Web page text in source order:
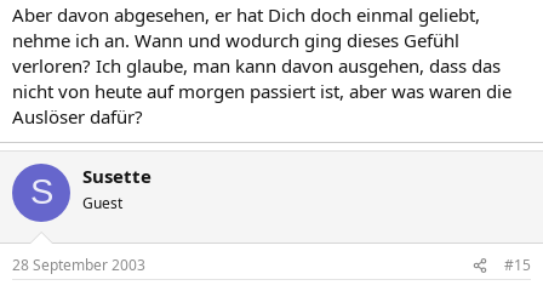
Aber davon abgesehen, er hat Dich doch einmal geliebt,
nehme ich an. Wann und wodurch ging dieses Gefühl
verloren? Ich glaube, man kann davon ausgehen, dass das
nicht von heute auf morgen passiert ist, aber was waren die
Auslöser dafür?
S Susette
Guest
28 September 2003 #15